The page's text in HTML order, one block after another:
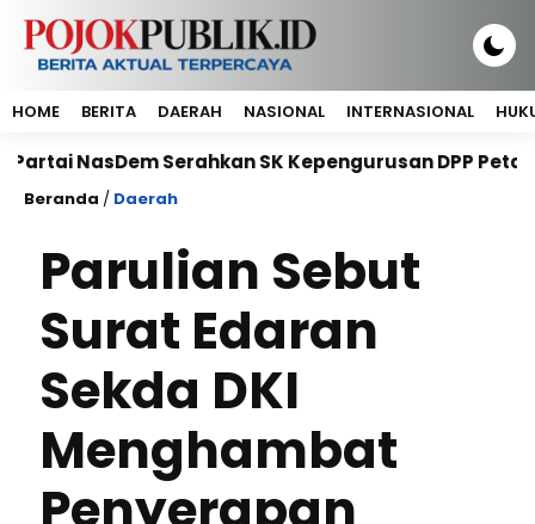
HOME BERITA DAERAH NASIONAL INTERNASIONAL
Serahkan SK Kepengurusan DPP Petani NasDem
Beranda / Daerah
Parulian Sebut
Surat Edaran
Sekda DKI
Menghambat